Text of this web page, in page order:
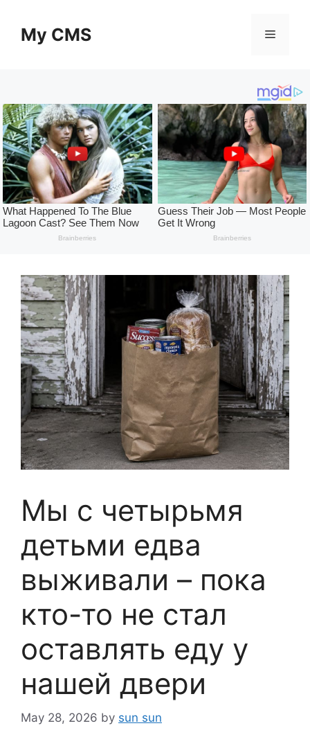
contentMy CMS Menu
Мы с четырьмя
детьми едва
выживали – пока
кто-то не стал
оставлять еду у
нашей двери
May 28, 2026 by sun sun